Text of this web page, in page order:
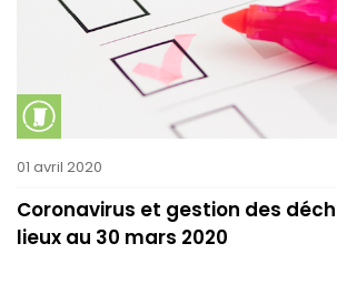
01 avril 2020
Coronavirus et gestion des
lieux au 30 mars 2020